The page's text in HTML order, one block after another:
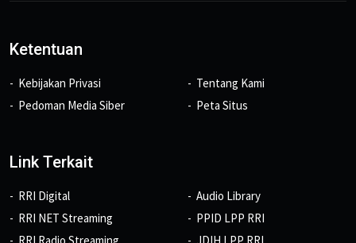
Ketentuan
Kebijakan Privasi
Pedoman Media Siber
Tentang Kami
Peta Situs
Link Terkait
RRI Digital
RRI NET Streaming
RRI Radio Streaming
Audio Library
PPID LPP RRI
JDIH LPP RRI